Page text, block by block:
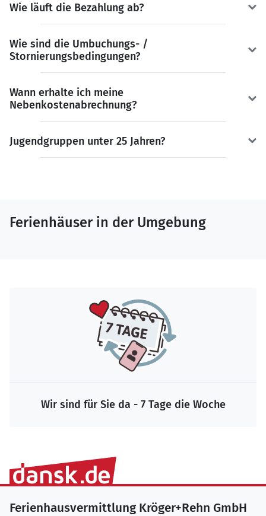
Wie läuft die Bezahlung ab?
Wie sind die Umbuchungs- /
Stornierungsbedingungen?
Wann erhalte ich meine
Nebenkostenabrechnung?
Jugendgruppen unter 25 Jahren?
Ferienhäuser in der Umgebung
Wir sind für Sie da - 7 Tage die Woche
Ferienhausvermittlung Kröger+Rehn GmbH